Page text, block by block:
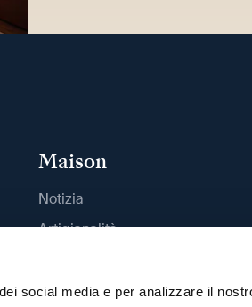
social media e per analizzare il
Maison
Notizia
Artigianalità
Sostenibilità